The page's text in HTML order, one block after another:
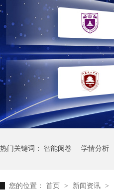
热门关键词： 智能阅卷 学情分析
您的位置： 首页 > 新闻资讯 >